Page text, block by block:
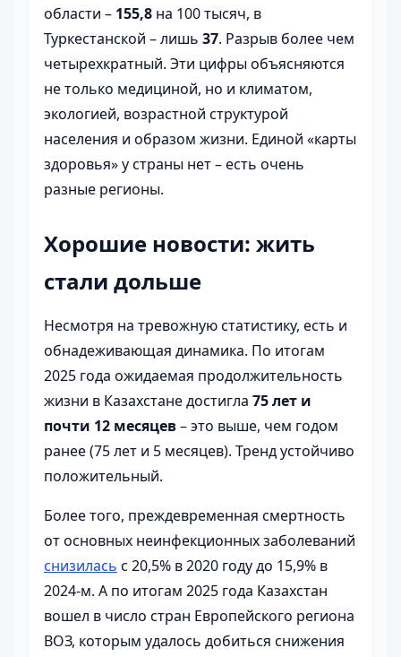
области – 155,8 на 100 тысяч, в
Туркестанской – лишь 37. Разрыв более чем
четырехкратный. Эти цифры объясняются
не только медициной, но и климатом,
экологией, возрастной структурой
населения и образом жизни. Единой «карты
здоровья» у страны нет – есть очень
разные регионы.
Хорошие новости: жить
стали дольше
Несмотря на тревожную статистику, есть и
обнадеживающая динамика. По итогам
2025 года ожидаемая продолжительность
жизни в Казахстане достигла 75 лет и
почти 12 месяцев– это выше, чем годом
ранее (75 лет и 5 месяцев). Тренд устойчиво
положительный.
Более того, преждевременная смертность
от основных неинфекционных заболеваний
снизилась с 20,5% в 2020 году до 15,9% в
2024-м. А по итогам 2025 года Казахстан
вошел в число стран Европейского региона
ВОЗ, которым удалось добиться снижения